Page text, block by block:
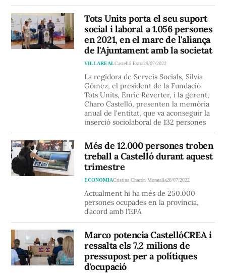
Tots Units porta el seu suport
social i laboral a 1.056 persones
en 2021, en el marc de l'aliança
de l'Ajuntament amb la societat
VILLAREALCastelló Extra29/07/2022
La regidora de Serveis Socials, Silvia
Gómez, el president de la Fundació
Tots Units, Enric Reverter, i la gerent,
Charo Castelló, presenten la memòria
anual de l'entitat, que va aconseguir la
inserció sociolaboral de 132 persones
Més de 12.000 persones troben
treball a Castelló durant aquest
trimestre
ECONOMIACristina Chacón Moratalla28/07/2022
Actualment hi ha més de 250.000
persones ocupades en la província,
d’acord amb l’EPA
Marco potencia CastellóCREA i
ressalta els 7,2 milions de
pressupost per a polítiques
d'ocupació